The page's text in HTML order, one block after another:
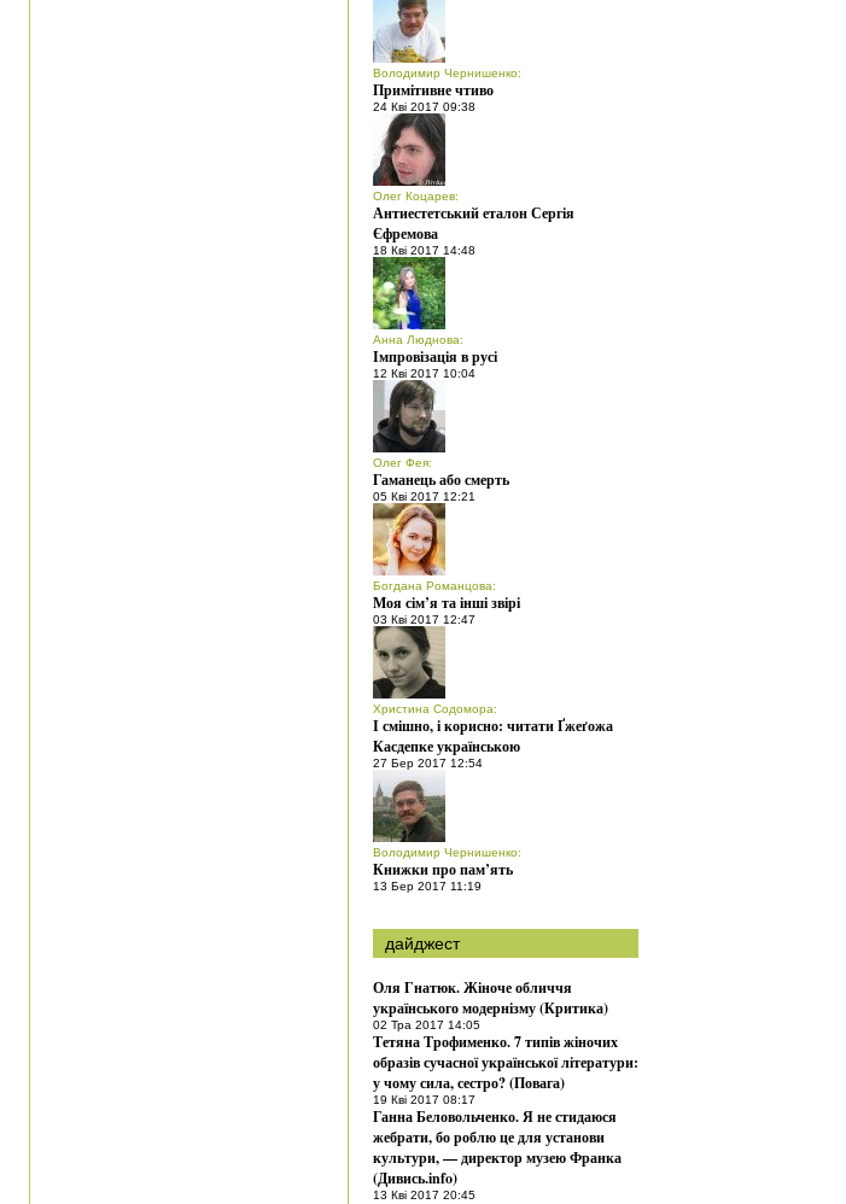
Володимир Чернишенко:
Примітивне чтиво
24 Кві 2017 09:38
Олег Коцарев:
Антиестетський еталон Сергія
Єфремова
18 Кві 2017 14:48
Анна Люднова:
Імпровізація в русі
12 Кві 2017 10:04
Олег Фея:
Гаманець або смерть
05 Кві 2017 12:21
Богдана Романцова:
Моя сім’я та інші звірі
03 Кві 2017 12:47
Христина Содомора:
І смішно, і корисно: читати Ґжеґожа
Касдепке українською
27 Бер 2017 12:54
Володимир Чернишенко:
Книжки про пам’ять
13 Бер 2017 11:19
дайджест
Оля Гнатюк. Жіноче обличчя
українського модернізму (Критика)
02 Тра 2017 14:05
Тетяна Трофименко. 7 типів жіночих
образів сучасної української літератури:
у чому сила, сестро? (Повага)
19 Кві 2017 08:17
Ганна Беловольченко. Я не стидаюся
жебрати, бо роблю це для установи
культури, — директор музею Франка
(Дивись.info)
13 Кві 2017 20:45